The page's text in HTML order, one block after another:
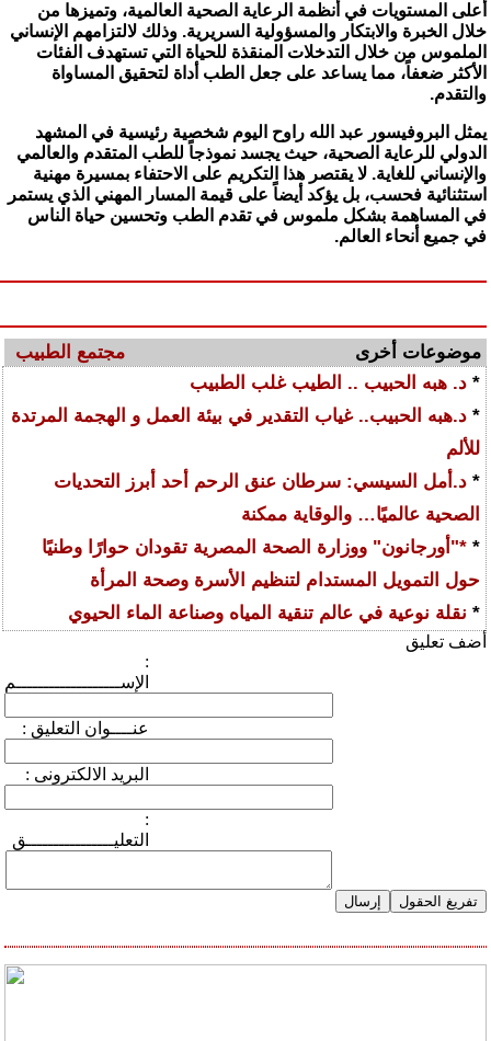
أعلى المستويات في أنظمة الرعاية الصحية العالمية، وتميزها من
خلال الخبرة والابتكار والمسؤولية السريرية. وذلك لالتزامهم الإنساني
الملموس من خلال التدخلات المنقذة للحياة التي تستهدف الفئات
الأكثر ضعفاً، مما يساعد على جعل الطب أداة لتحقيق المساواة
والتقدم.
يمثل البروفيسور عبد الله راوح اليوم شخصية رئيسية في المشهد
الدولي للرعاية الصحية، حيث يجسد نموذجاً للطب المتقدم والعالمي
والإنساني للغاية. لا يقتصر هذا التكريم على الاحتفاء بمسيرة مهنية
استثنائية فحسب، بل يؤكد أيضاً على قيمة المسار المهني الذي يستمر
في المساهمة بشكل ملموس في تقدم الطب وتحسين حياة الناس
في جميع أنحاء العالم.
موضوعات أخرى
مجتمع الطبيب
* د. هبه الحبيب .. الطيب غلب الطبيب
* د.هبه الحبيب.. غياب التقدير في بيئة العمل و الهجمة المرتدة
للألم
* د.أمل السيسي: سرطان عنق الرحم أحد أبرز التحديات
الصحية عالميًا… والوقاية ممكنة
* *"أورجانون" ووزارة الصحة المصرية تقودان حوارًا وطنيًا
حول التمويل المستدام لتنظيم الأسرة وصحة المرأة
* نقلة نوعية في عالم تنقية المياه وصناعة الماء الحيوي
أضف تعليق
:
الإســـــــــــــــــــم
: عنــــوان التعليق
: البريد الالكترونى
:
التعليــــــــــــــــق